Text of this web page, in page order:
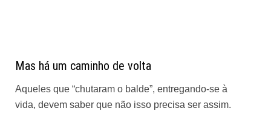
Mas há um caminho de volta
Aqueles que “chutaram o balde”, entregando-se à
vida, devem saber que não isso precisa ser assim.